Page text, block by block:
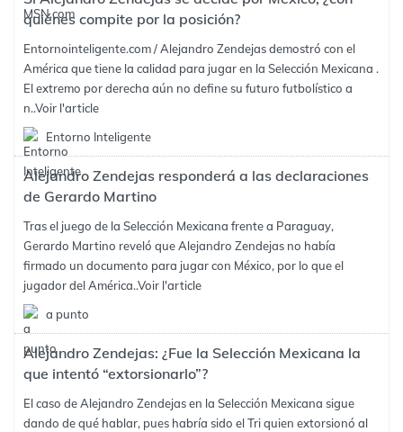
quiénes compite por la posición?
Entornointeligente.com / Alejandro Zendejas demostró con el
América que tiene la calidad para jugar en la Selección Mexicana .
El extremo por derecha aún no define su futuro futbolístico a
n..Voir l'article
Entorno Inteligente
Alejandro Zendejas responderá a las declaraciones
de Gerardo Martino
Tras el juego de la Selección Mexicana frente a Paraguay,
Gerardo Martino reveló que Alejandro Zendejas no había
firmado un documento para jugar con México, por lo que el
jugador del América..Voir l'article
a punto
Alejandro Zendejas: ¿Fue la Selección Mexicana la
que intentó “extorsionarlo”?
El caso de Alejandro Zendejas en la Selección Mexicana sigue
dando de qué hablar, pues habría sido el Tri quien extorsionó al